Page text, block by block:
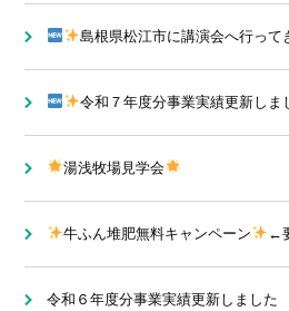
島根県松江市に講演会へ行って
令和７年度分事業実績更新しま
湯浅牧場見学会
牛ふん堆肥無料キャンペーン ←
令和６年度分事業実績更新しました